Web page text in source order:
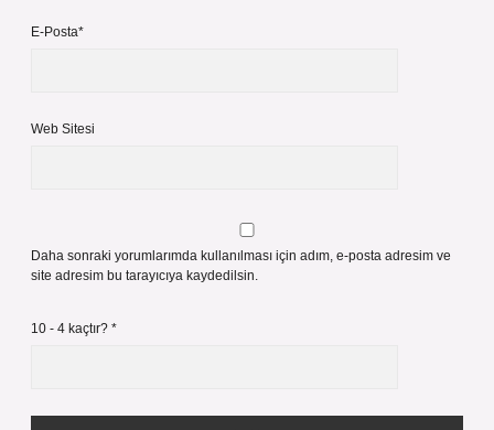
E-Posta*
Web Sitesi
Daha sonraki yorumlarımda kullanılması için adım, e-posta adresim ve
site adresim bu tarayıcıya kaydedilsin.
10 - 4 kaçtır? *